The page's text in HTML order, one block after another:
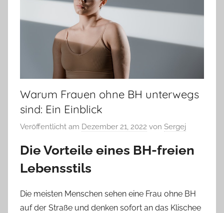
Warum Frauen ohne BH unterwegs
sind: Ein Einblick
Veröffentlicht am Dezember 21, 2022 von Sergej
Die Vorteile eines BH-freien
Lebensstils
Die meisten Menschen sehen eine Frau ohne BH
auf der Straße und denken sofort an das Klischee